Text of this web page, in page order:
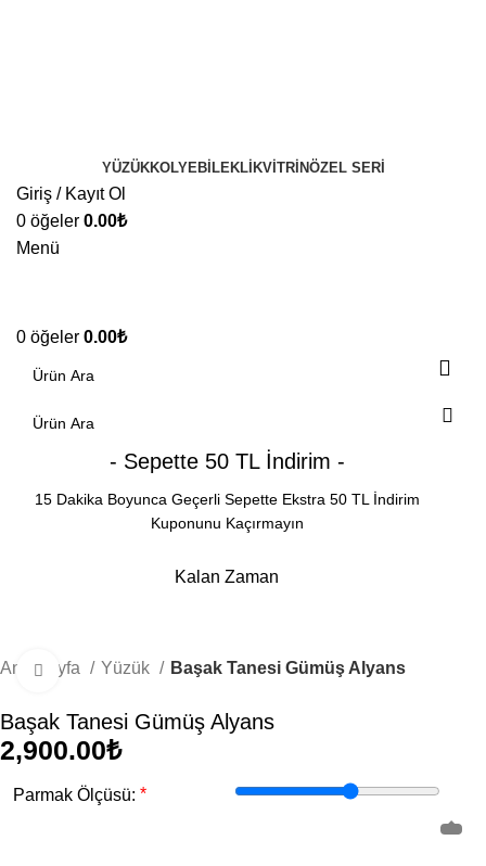
YÜZÜKKOLYE BILEKLIKVITRINÖZEL SERI
Giriş / Kayıt Ol
0 öğeler 0.00₺
Menü
0 öğeler 0.00₺
- Sepette 50 TL İndirim -
15 Dakika Boyunca Geçerli Sepette Ekstra 50 TL İndirim
Kuponunu Kaçırmayın
Kalan Zaman
Ana Sayfa Yüzük Başak Tanesi Gümüş Alyans
Büyütmek için tıklayın
Başak Tanesi Gümüş Alyans
₺
Parmak Ölçüsü: *